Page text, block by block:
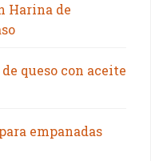
Harina de
queso con aceite
empanadas